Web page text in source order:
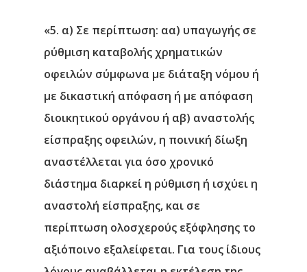
«5. α) Σε περίπτωση: αα) υπαγωγής σε
ρύθμιση καταβολής χρηματικών
οφειλών σύμφωνα με διάταξη νόμου ή
με δικαστική απόφαση ή με απόφαση
διοικητικού οργάνου ή αβ) αναστολής
είσπραξης οφειλών, η ποινική δίωξη
αναστέλλεται για όσο χρονικό
διάστημα διαρκεί η ρύθμιση ή ισχύει η
αναστολή είσπραξης, και σε
περίπτωση ολοσχερούς εξόφλησης το
αξιόποινο εξαλείφεται. Για τους ίδιους